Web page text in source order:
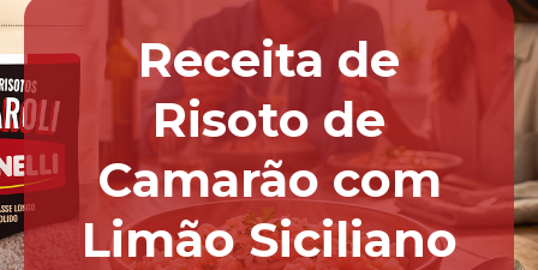
Receita de
Risoto de
Camarão com
Limão Siciliano